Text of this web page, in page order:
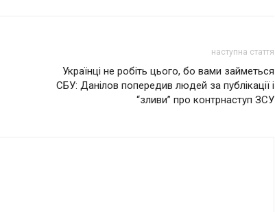
наступна стаття
Українці не робіть цього, бо вами займеться
СБУ: Данілов попередив людей за публікації і
“зливи” про контрнаступ ЗСУ